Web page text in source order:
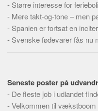
Personer
Steder
Kilder
Forhistorien
Redigering
- Større interesse for
- Mere takt-og-tone – men
- Spanien er fortsat en
- Svenske fødevarer fås nu
Seneste poster på
- De fleste job i udlandet
-Velkommen til vækstboom